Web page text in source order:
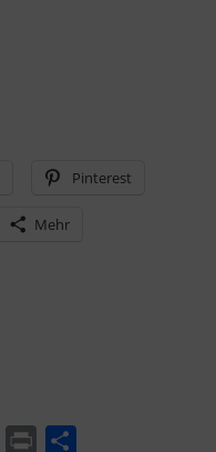
Pinterest
Mehr
Buffer Print